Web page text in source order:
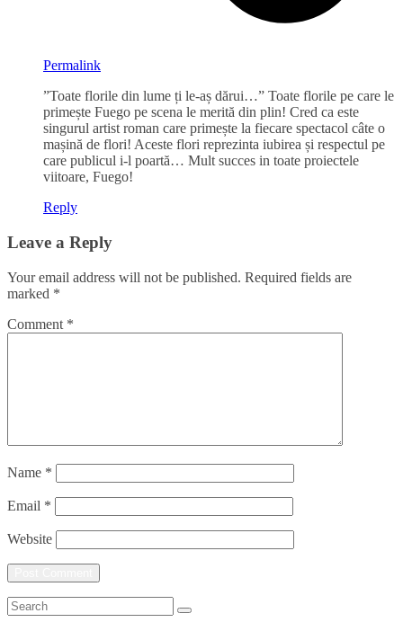
Permalink
”Toate florile din lume ți le-aș dărui…” Toate florile pe care le
primește Fuego pe scena le merită din plin! Cred ca este
singurul artist roman care primește la fiecare spectacol câte o
mașină de flori! Aceste flori reprezinta iubirea și respectul pe
care publicul i-l poartă… Mult succes in toate proiectele
viitoare, Fuego!
Reply
Leave a Reply
Your email address will not be published. Required fields are
marked *
Comment *
Name *
Email *
Website